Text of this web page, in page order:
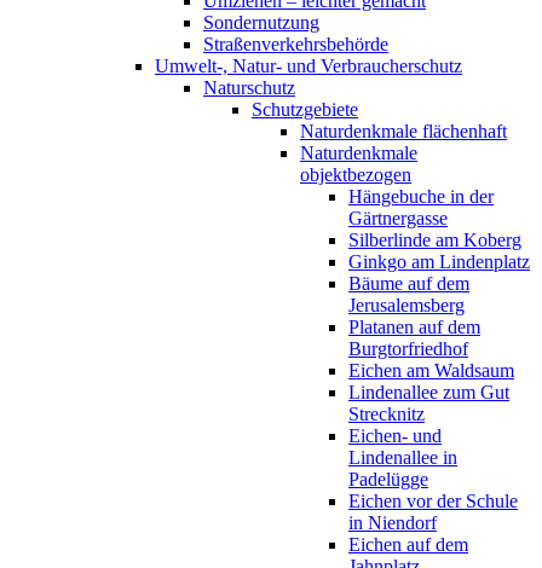
Sondernutzung
Straßenverkehrsbehörde
Umwelt-, Natur- und Verbraucherschutz
Naturschutz
Schutzgebiete
Naturdenkmale flächenhaft
Naturdenkmale
objektbezogen
Hängebuche in der
Gärtnergasse
Silberlinde am Koberg
Ginkgo am Lindenplatz
Bäume auf dem
Jerusalemsberg
Platanen auf dem
Burgtorfriedhof
Eichen am Waldsaum
Lindenallee zum Gut
Strecknitz
Eichen- und
Lindenallee in
Padelügge
Eichen vor der Schule
in Niendorf
Eichen auf dem